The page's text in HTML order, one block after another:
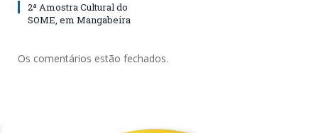
2ª Amostra Cultural do
SOME, em Mangabeira
Os comentários estão fechados.